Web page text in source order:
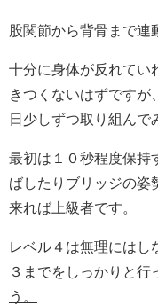
股関節から背骨まで連
十分に身体が反れてい
きつくないはずですが
日少しずつ取り組んで
最初は１０秒程度保持
ばしたりブリッジの姿
来れば上級者です。
レベル４は無理にはし
３までをしっかりと行
う。